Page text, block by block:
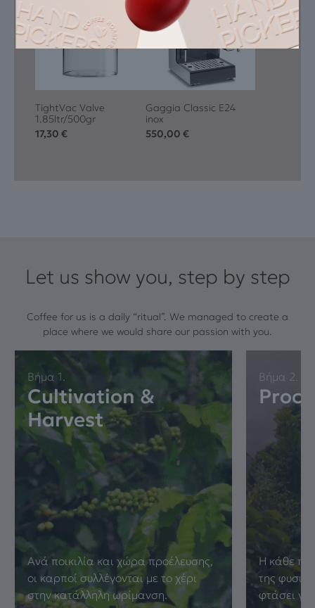
TightVac Valve
1.85ltr/500gr
17,30 €
Gaggia Classic E24
inox
550,00 €
Let us show you, step by step
Coffee for us is a daily “ritual”. We managed to create a
place where we would share our passion with you.
Βήμα 1.
Cultivation &
Harvest
Ανά ποικιλία και χώρα προέλευσης,
οι καρποί συλλέγονται με το χέρι
στην κατάλληλη ωρίμανση.
Βήμα 2.
Η κάθε
της
φτάσει